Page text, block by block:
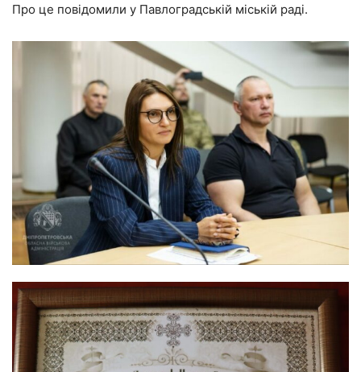
Про це повідомили у Павлоградській міській раді.